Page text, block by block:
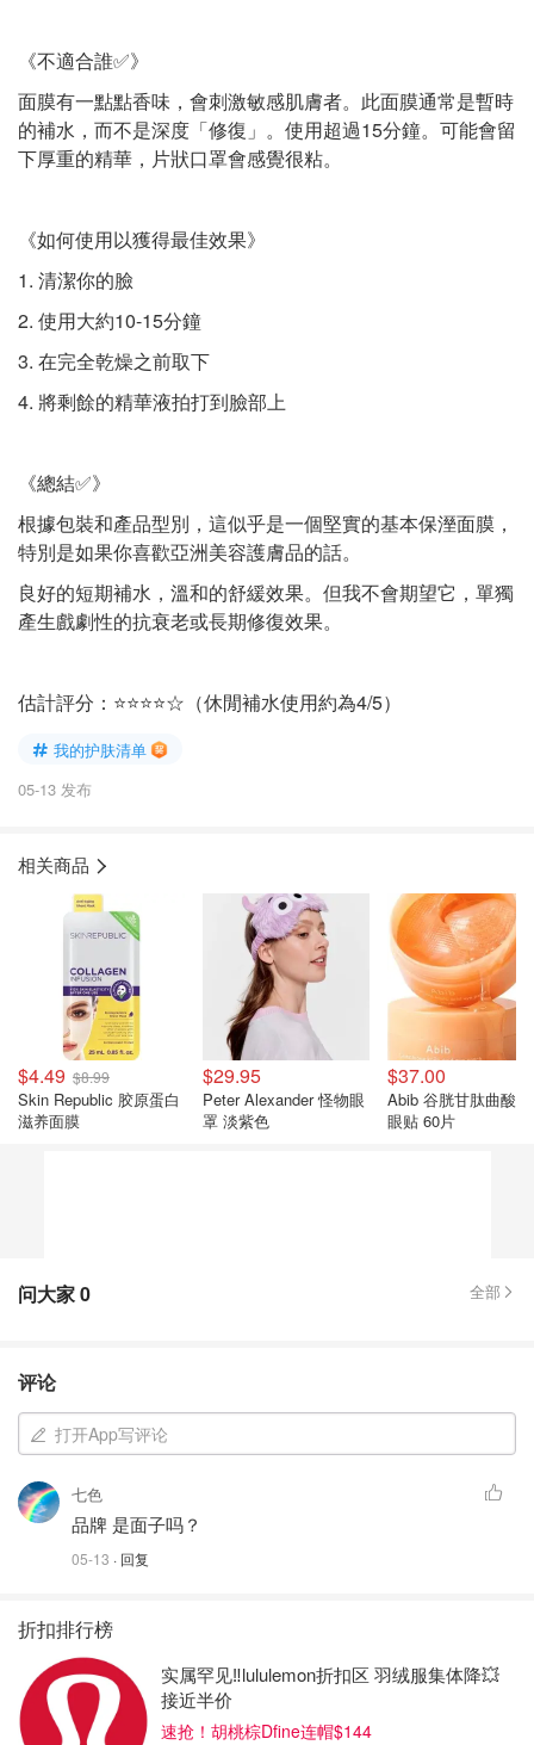
《不適合誰✅》
面膜有一點點香味，會刺激敏感肌膚者。此面膜通常是暫時
的補水，而不是深度「修復」。使用超過15分鐘。可能會留
下厚重的精華，片狀口罩會感覺很粘。
《如何使用以獲得最佳效果》
1. 清潔你的臉
2. 使用大約10-15分鐘
3. 在完全乾燥之前取下
4. 將剩餘的精華液拍打到臉部上
《總結✅》
根據包裝和產品型別，這似乎是一個堅實的基本保溼面膜，
特別是如果你喜歡亞洲美容護膚品的話。
良好的短期補水，溫和的舒緩效果。但我不會期望它，單獨
產生戲劇性的抗衰老或長期修復效果。
估計評分：⭐⭐⭐⭐☆（休閒補水使用約為4/5）
我的护肤清单
05-13 发布
相关商品
$4.49 $8.99
Skin Republic 胶原蛋白
滋养面膜
$29.95
Peter Alexander 怪物眼
罩 淡紫色
$37.00
Abib 谷胱甘肽曲酸
眼贴 60片
问大家0 全部
评论
打开App写评论
七色
品牌 是面子吗？
05-13 · 回复
折扣排行榜
实属罕见‼️lululemon折扣区 羽绒服集体降💥
接近半价
速抢！胡桃棕Dfine连帽$144